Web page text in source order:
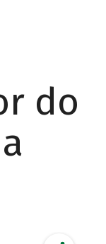
do